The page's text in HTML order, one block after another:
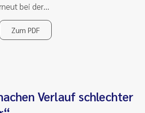
bei der…
Zum PDF
Verlauf schlechter